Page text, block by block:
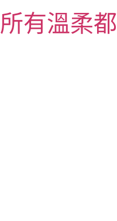
至
主所有溫柔